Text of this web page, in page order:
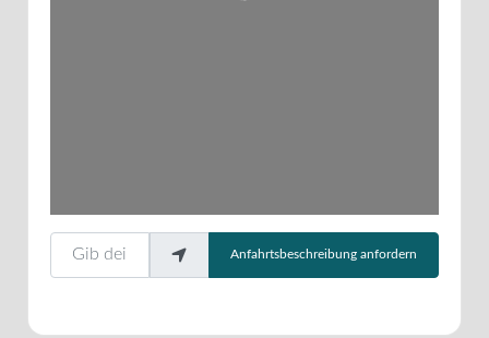
Gib deinen Standort ein.
Anfahrtsbeschreibung anfordern